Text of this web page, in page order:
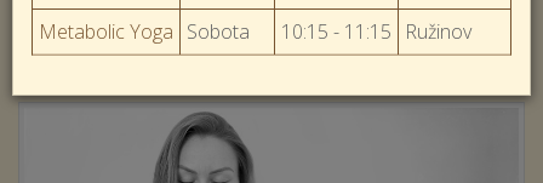
Metabolic Yoga Sobota 10:15 - 11:15 Ružinov